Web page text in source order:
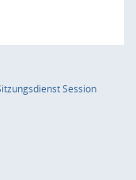
Session(Wird in